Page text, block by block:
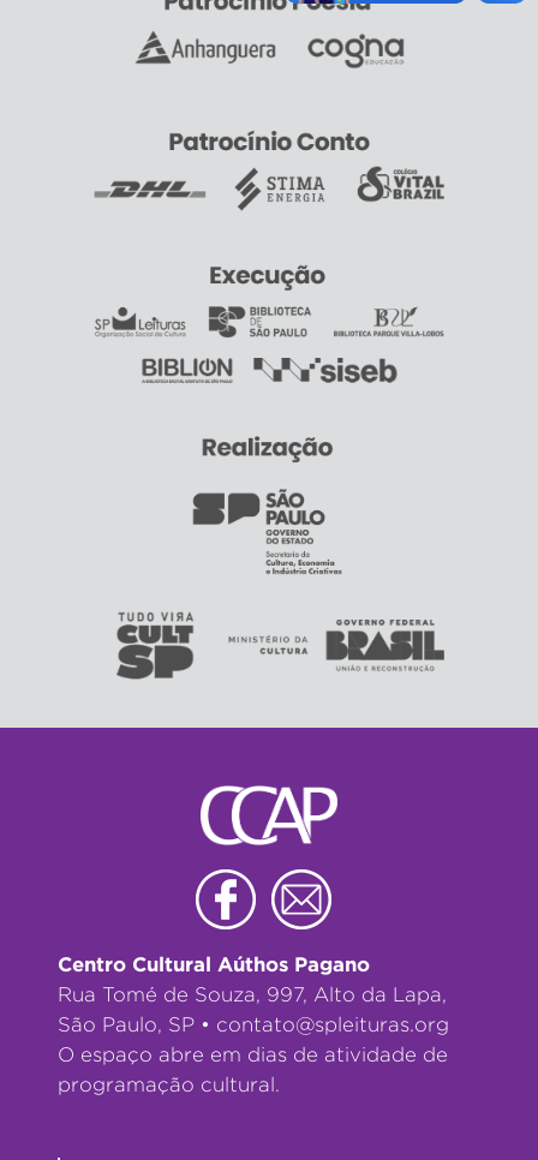
Centro Cultural Aúthos Pagano
Rua Tomé de Souza, 997, Alto da Lapa,
São Paulo, SP • contato@spleituras.org
O espaço abre em dias de atividade de
programação cultural.